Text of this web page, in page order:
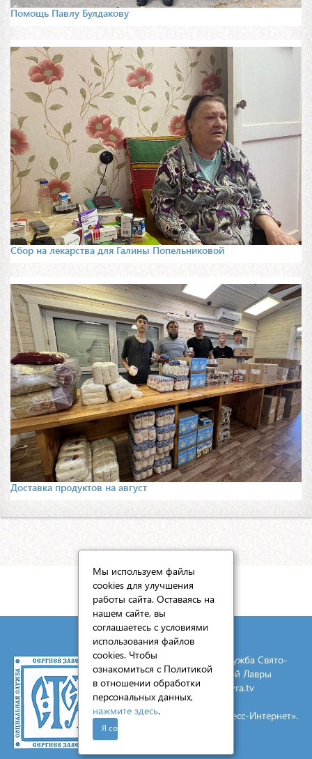
Помощь Павлу Булдакову
Сбор на лекарства для Галины Попельниковой
Доставка продуктов на август
КАРТА САЙТА
© 2026 Социальная служба Свято-
Троицкой Сергиевой Лавры
E-mail:mail@lavra.tv
Создание сайта - «Экспресс-Интернет».
Мы используем файлы
cookies для улучшения
работы сайта. Оставаясь на
нашем сайте, вы
соглашаетесь с условиями
использования файлов
cookies. Чтобы
ознакомиться с Политикой
в отношении обработки
персональных данных,
нажмите здесь.
Я согласен